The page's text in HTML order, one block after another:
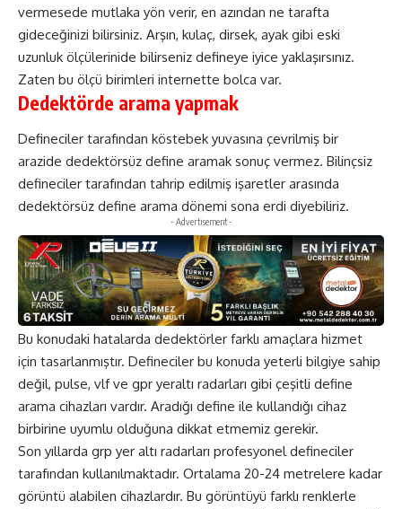
vermesede mutlaka yön verir, en azından ne tarafta
gideceğinizi bilirsiniz. Arşın, kulaç, dirsek, ayak gibi eski
uzunluk ölçülerinide bilirseniz defineye iyice yaklaşırsınız.
Zaten bu ölçü birimleri internette bolca var.
Dedektörde arama yapmak
Defineciler tarafından köstebek yuvasına çevrilmiş bir
arazide dedektörsüz define aramak sonuç vermez. Bilinçsiz
defineciler tarafından tahrip edilmiş işaretler arasında
dedektörsüz define arama dönemi sona erdi diyebiliriz.
- Advertisement -
Bu konudaki hatalarda dedektörler farklı amaçlara hizmet
için tasarlanmıştır. Defineciler bu konuda yeterli bilgiye sahip
değil, pulse, vlf ve gpr yeraltı radarları gibi çeşitli define
arama cihazları vardır. Aradığı define ile kullandığı cihaz
birbirine uyumlu olduğuna dikkat etmemiz gerekir.
Son yıllarda grp yer altı radarları profesyonel defineciler
tarafından kullanılmaktadır. Ortalama 20-24 metrelere kadar
görüntü alabilen cihazlardır. Bu görüntüyü farklı renklerle